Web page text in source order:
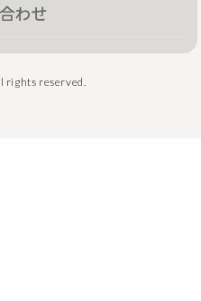
わせ
rights reserved.